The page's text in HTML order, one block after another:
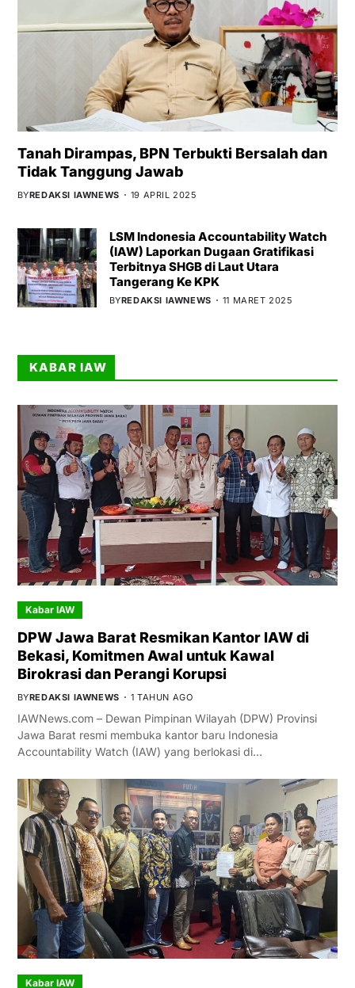
Tanah Dirampas, BPN Terbukti Bersalah dan
Tidak Tanggung Jawab
BYREDAKSI IAWNEWS 19 APRIL 2025
LSM Indonesia Accountability Watch
(IAW) Laporkan Dugaan Gratifikasi
Terbitnya SHGB di Laut Utara
Tangerang Ke KPK
BYREDAKSI IAWNEWS 11 MARET 2025
KABAR IAW
Kabar IAW
DPW Jawa Barat Resmikan Kantor IAW di
Bekasi, Komitmen Awal untuk Kawal
Birokrasi dan Perangi Korupsi
BYREDAKSI IAWNEWS 1 TAHUN AGO
IAWNews.com – Dewan Pimpinan Wilayah (DPW) Provinsi
Jawa Barat resmi membuka kantor baru Indonesia
Accountability Watch (IAW) yang berlokasi di…
Kabar IAW